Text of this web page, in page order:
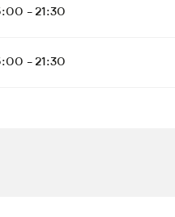
- 21:30
- 21:30